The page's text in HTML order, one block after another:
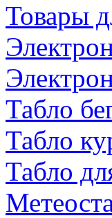
Товары
Табло
Табло
Табло